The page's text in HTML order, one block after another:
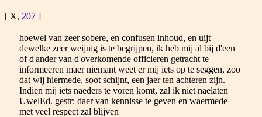
[ X, 207 ]
hoewel van zeer sobere, en confusen inhoud, en uijt
dewelke zeer weijnig is te begrijpen, ik heb mij al bij d'een
of d'ander van d'overkomende officieren getracht te
informeeren maer niemant weet er mij iets op te seggen, zoo
dat wij hiermede, soot schijnt, een jaer ten achteren zijn.
Indien mij iets naeders te voren komt, zal ik niet naelaten
UwelEd. gestr: daer van kennisse te geven en waermede
met veel respect zal blijven